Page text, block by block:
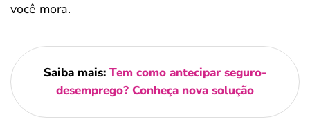
você mora.
Saiba mais: Tem como antecipar seguro-
desemprego? Conheça nova solução